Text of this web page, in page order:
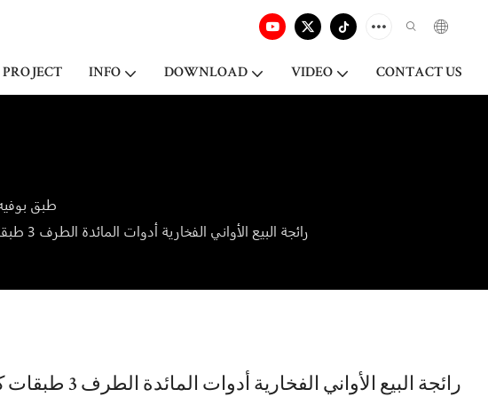
PROJECT INFO DOWNLOAD VIDEO CONTACT US
طبق
رائجة البيع الأواني الفخارية أدوات المائدة الطرف 3 طبقات كعكة الزفاف المستديرة حامل طبق عشاء لمطعم ، لوحات تقديم الطعام البيضاء تخصيص
رائجة البيع